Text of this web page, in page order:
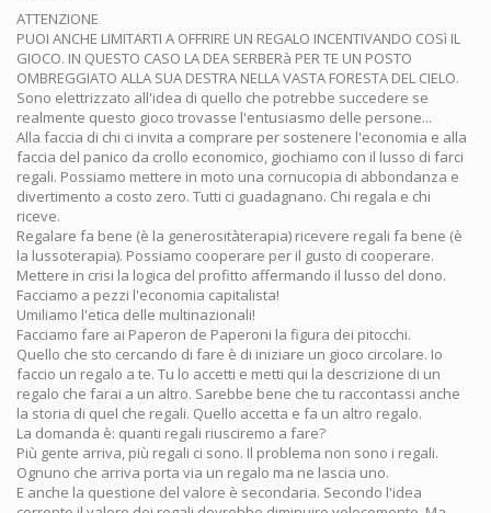
ATTENZIONE
PUOI ANCHE LIMITARTI A OFFRIRE UN REGALO INCENTIVANDO COSì IL
GIOCO. IN QUESTO CASO LA DEA SERBERà PER TE UN POSTO
OMBREGGIATO ALLA SUA DESTRA NELLA VASTA FORESTA DEL CIELO.
Sono elettrizzato all'idea di quello che potrebbe succedere se
realmente questo gioco trovasse l'entusiasmo delle persone...
Alla faccia di chi ci invita a comprare per sostenere l'economia e alla
faccia del panico da crollo economico, giochiamo con il lusso di farci
regali. Possiamo mettere in moto una cornucopia di abbondanza e
divertimento a costo zero. Tutti ci guadagnano. Chi regala e chi
riceve.
Regalare fa bene (è la generositàterapia) ricevere regali fa bene (è
la lussoterapia). Possiamo cooperare per il gusto di cooperare.
Mettere in crisi la logica del profitto affermando il lusso del dono.
Facciamo a pezzi l'economia capitalista!
Umiliamo l'etica delle multinazionali!
Facciamo fare ai Paperon de Paperoni la figura dei pitocchi.
Quello che sto cercando di fare è di iniziare un gioco circolare. Io
faccio un regalo a te. Tu lo accetti e metti qui la descrizione di un
regalo che farai a un altro. Sarebbe bene che tu raccontassi anche
la storia di quel che regali. Quello accetta e fa un altro regalo.
La domanda è: quanti regali riusciremo a fare?
Più gente arriva, più regali ci sono. Il problema non sono i regali.
Ognuno che arriva porta via un regalo ma ne lascia uno.
E anche la questione del valore è secondaria. Secondo l'idea